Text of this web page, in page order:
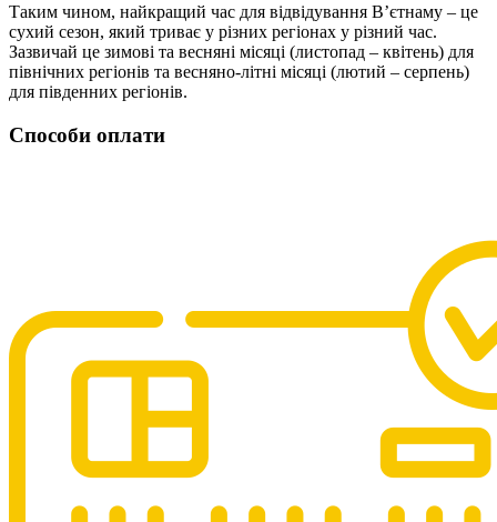
Таким чином, найкращий час для відвідування В’єтнаму – це
сухий сезон, який триває у різних регіонах у різний час.
Зазвичай це зимові та весняні місяці (листопад – квітень) для
північних регіонів та весняно-літні місяці (лютий – серпень)
для південних регіонів.
Способи оплати